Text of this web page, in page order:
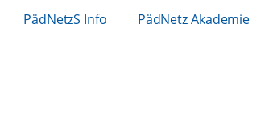
PädNetzS Info PädNetz Akademie